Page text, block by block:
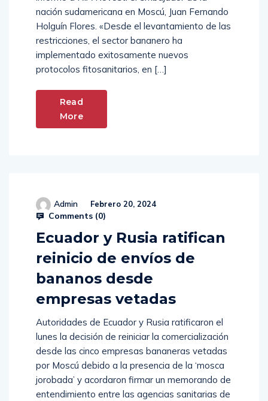
nación sudamericana en Moscú, Juan Fernando
Holguín Flores. «Desde el levantamiento de las
restricciones, el sector bananero ha
implementado exitosamente nuevos
protocolos fitosanitarios, en […]
Read
More
Admin Febrero 20, 2024
Comments (0)
Ecuador y Rusia ratifican
reinicio de envíos de
bananos desde
empresas vetadas
Autoridades de Ecuador y Rusia ratificaron el
lunes la decisión de reiniciar la comercialización
desde las cinco empresas bananeras vetadas
por Moscú debido a la presencia de la ‘mosca
jorobada’ y acordaron firmar un memorando de
entendimiento entre las agencias sanitarias de